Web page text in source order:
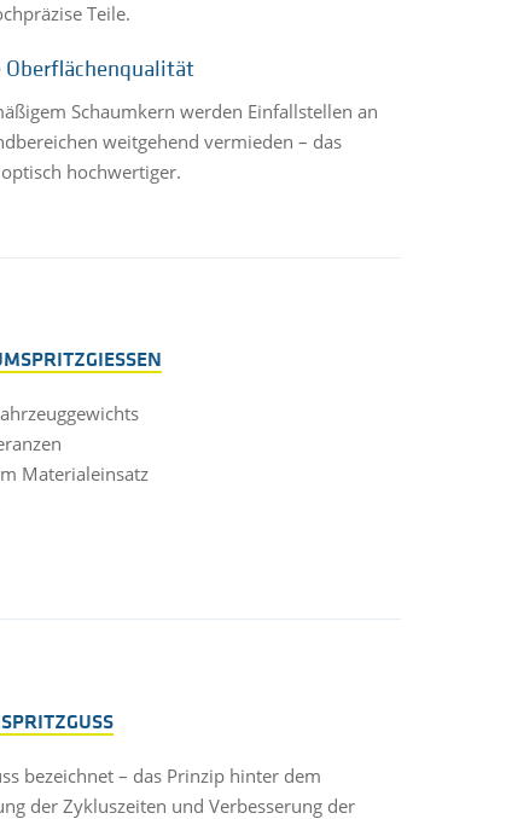
Teile.
Oberflächenqualität
Schaumkern werden Einfallstellen an
weitgehend vermieden – das
hochwertiger.
Materialeinsatz
bezeichnet – das Prinzip hinter dem
der Zykluszeiten und Verbesserung der